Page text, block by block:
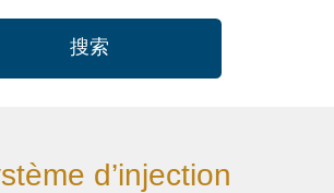
搜索
d’injection